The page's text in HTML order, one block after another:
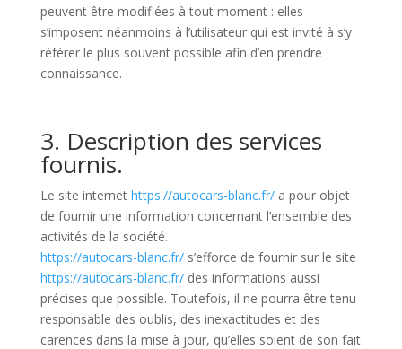
peuvent être modifiées à tout moment : elles
s’imposent néanmoins à l’utilisateur qui est invité à s’y
référer le plus souvent possible afin d’en prendre
connaissance.
3. Description des services
fournis.
Le site internet https://autocars-blanc.fr/a pour objet
de fournir une information concernant l’ensemble des
activités de la société.
https://autocars-blanc.fr/s’efforce de fournir sur le site
https://autocars-blanc.fr/des informations aussi
précises que possible. Toutefois, il ne pourra être tenu
responsable des oublis, des inexactitudes et des
carences dans la mise à jour, qu’elles soient de son fait